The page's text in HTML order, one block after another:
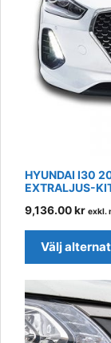
HYUNDAI I30
EXTRALJUS-
9,136.00kr exkl.
Välj
be
chosen
on
the
product
This
product
has